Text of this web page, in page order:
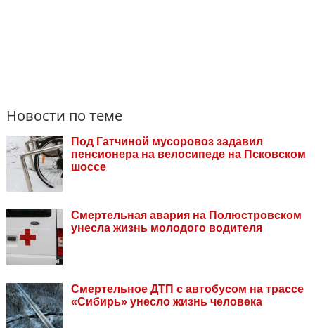
Новости по теме
Под Гатчиной мусоровоз задавил
пенсионера на велосипеде на Псковском
шоссе
Смертельная авария на Полюстровском
унесла жизнь молодого водителя
Смертельное ДТП с автобусом на трассе
«Сибирь» унесло жизнь человека